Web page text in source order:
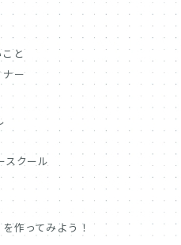
と
ナー
スクール
作ってみよう！